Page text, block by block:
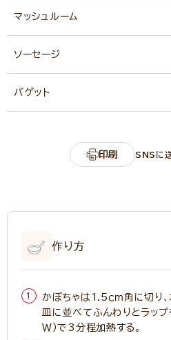
マッシュルーム
ソーセージ
バゲット
印刷 SNSに
作り方
かぼちゃは1.5ｃｍ角に切り
皿に並べてふんわりとラッ
Ｗ）で3分程加熱する。